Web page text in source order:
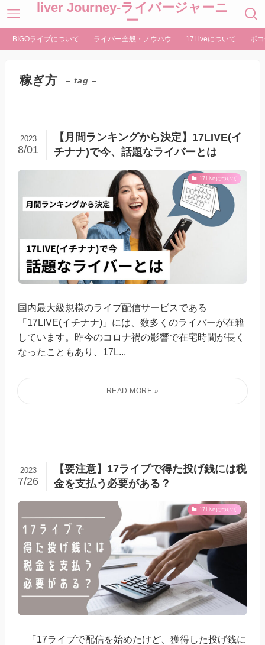
liver Journey-ライバージャーニ
ー
BIGOライブについて ライバー全般・ノウハウ 17Liveについて ポ
稼ぎ方 – tag –
【月間ランキングから決定】17LIVE(イ
チナナ)で今、話題なライバーとは
2023
8/01
17Liveについて
国内最大級規模のライブ配信サービスである
「17LIVE(イチナナ)」には、数多くのライバーが在籍
しています。昨今のコロナ禍の影響で在宅時間が長く
なったこともあり、17L...
【要注意】17ライブで得た投げ銭には税
金を支払う必要がある？
2023
7/26
17Liveについて
「17ライブで配信を始めたけど、獲得した投げ銭に